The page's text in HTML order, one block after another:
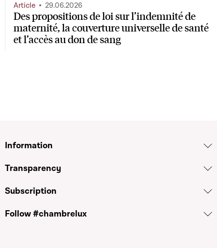
Des propositions de loi sur l’indemnité de
maternité, la couverture universelle de santé
et l’accès au don de sang
Article 29.06.2026
Information
Transparency
Subscription
Follow #chambrelux